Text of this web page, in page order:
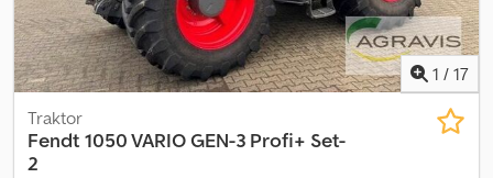
1 / 17
Traktor
Fendt 1050 VARIO GEN-3 Profi+ Set-
2